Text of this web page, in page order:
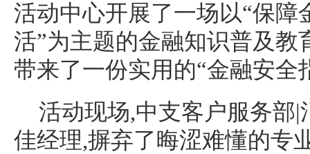
活动中心开展了一场以“保障
活”为主题的金融知识普及教
带来了一份实用的“金融安全
活动现场,中支客户服务部
佳经理,摒弃了晦涩难懂的专